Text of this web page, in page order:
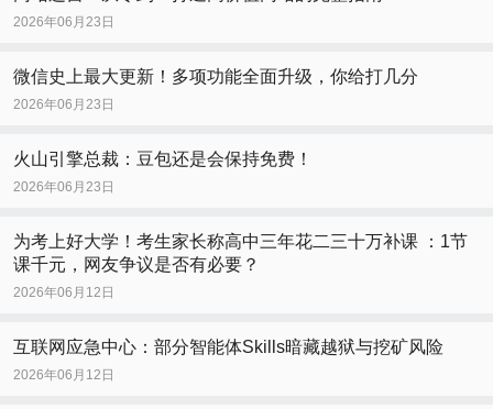
2026年06月23日
微信史上最大更新！多项功能全面升级，你给打几分
2026年06月23日
火山引擎总裁：豆包还是会保持免费！
2026年06月23日
为考上好大学！考生家长称高中三年花二三十万补课 ：1节
课千元，网友争议是否有必要？
2026年06月12日
互联网应急中心：部分智能体Skills暗藏越狱与挖矿风险
2026年06月12日